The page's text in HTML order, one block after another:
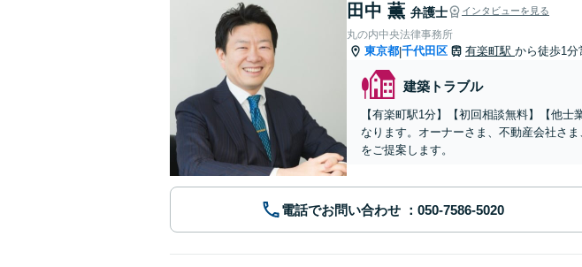
田中 薫 弁護士 インタビューを見る
丸の内中央法律事務所
東京都|千代田区 有楽町駅 から徒歩1分
建築トラブル
【有楽町駅1分】【初回相談無料】【他
なります。オーナーさま、不動産会社さ
をご提案します。
電話でお問い合わせ